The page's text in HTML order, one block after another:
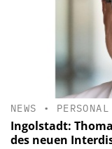
NEWS • PERSONAL
Ingolstadt:
des neuen